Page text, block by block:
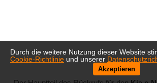
Durch die weitere Nutzung dieser Website
Cookie-Richtlinie und unserer
Akzeptieren